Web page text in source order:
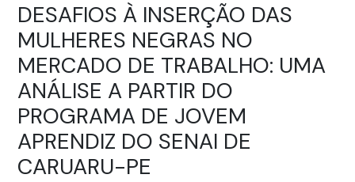
DESAFIOS À INSERÇÃO DAS
MULHERES NEGRAS NO
MERCADO DE TRABALHO: UMA
ANÁLISE A PARTIR DO
PROGRAMA DE JOVEM
APRENDIZ DO SENAI DE
CARUARU-PE